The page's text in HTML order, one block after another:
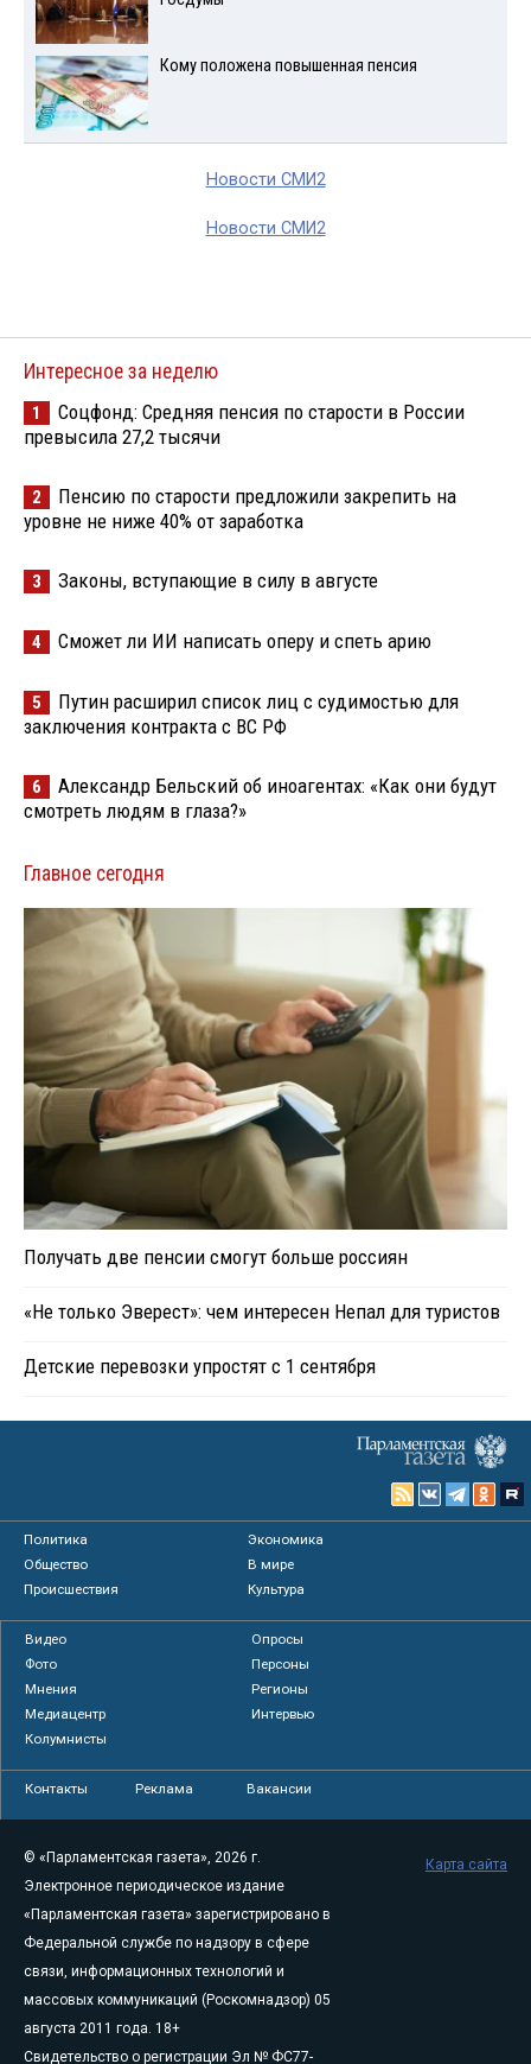
Кому положена повышенная пенсия
Новости СМИ2
Новости СМИ2
Интересное за неделю
1
Соцфонд: Средняя пенсия по старости в России
превысила 27,2 тысячи
2
Пенсию по старости предложили закрепить на
уровне не ниже 40% от заработка
3 Законы, вступающие в силу в августе
4 Сможет ли ИИ написать оперу и спеть арию
5
Путин расширил список лиц с судимостью для
заключения контракта с ВС РФ
6
Александр Бельский об иноагентах: «Как они будут
смотреть людям в глаза?»
Главное сегодня
Получать две пенсии смогут больше россиян
«Не только Эверест»: чем интересен Непал для туристов
Детские перевозки упростят с 1 сентября
Политика
Экономика
Общество
В мире
Происшествия
Культура
Видео
Опросы
Фото
Персоны
Мнения
Регионы
Медиацентр
Интервью
Колумнисты
Контакты Реклама Вакансии
© «Парламентская газета», 2026 г.
Электронное периодическое издание
«Парламентская газета» зарегистрировано в
Федеральной службе по надзору в сфере
связи, информационных технологий и
массовых коммуникаций (Роскомнадзор) 05
августа 2011 года. 18+
Свидетельство о регистрации Эл № ФС77-
Карта сайта